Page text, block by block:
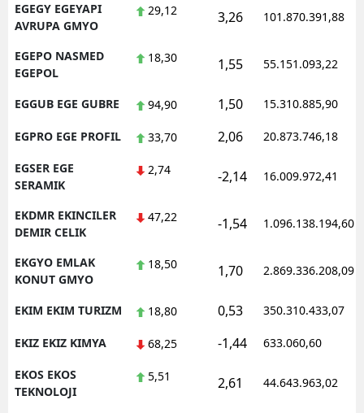
EGEGY EGEYAPI
AVRUPA GMYO
29,12 3,26 101.870.391,88
EGEPO NASMED
EGEPOL
18,30 1,55 55.151.093,22
EGGUB EGE GUBRE 94,90 1,50 15.310.885,90
EGPRO EGE PROFIL 33,70 2,06 20.873.746,18
EGSER EGE
SERAMIK
2,74 -2,14 16.009.972,41
EKDMR EKINCILER
DEMIR CELIK
47,22 -1,54 1.096.138.194,60
EKGYO EMLAK
KONUT GMYO
18,50 1,70 2.869.336.208,09
EKIM EKIM TURIZM 18,80 0,53 350.310.433,07
EKIZ EKIZ KIMYA 68,25 -1,44 633.060,60
EKOS EKOS
TEKNOLOJI
5,51 2,61 44.643.963,02